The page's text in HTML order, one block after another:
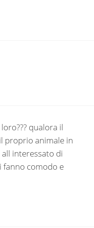
qualora il
proprio animale in
interessato di
fanno comodo e